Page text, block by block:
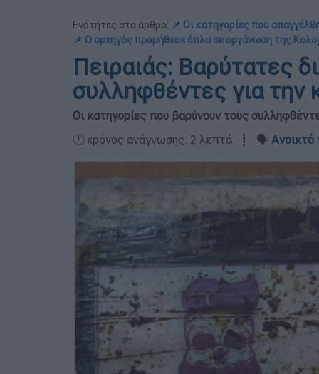
Ενότητες στο άρθρο: 📌 Οι κατηγορίες που
📌 Ο αρχηγός προμήθευε όπλα σε οργάνωση της
Πειραιάς: Βαρύτατες
συλληφθέντες για την
Οι κατηγορίες που βαρύνουν τους
🕛 χρόνος ανάγνωσης: 2 λεπτά ┋ 🗣️ Ανοικτό